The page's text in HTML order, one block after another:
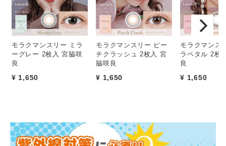
モラクマンスリー ミラ
ーグレー 2枚入 宮脇咲
良
¥ 1,650
モラクマンスリー ピー
チクラッシュ 2枚入 宮
脇咲良
¥ 1,650
モラクマンス
ラペタル 2枚
良
¥ 1,650